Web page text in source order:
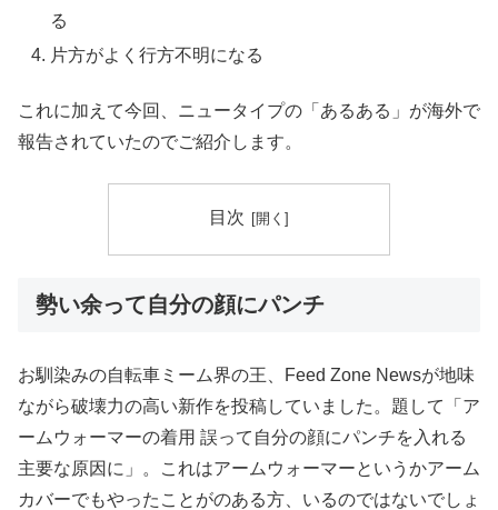
る
片方がよく行方不明になる
これに加えて今回、ニュータイプの「あるある」が海外で
報告されていたのでご紹介します。
目次
勢い余って自分の顔にパンチ
お馴染みの自転車ミーム界の王、Feed Zone Newsが地味
ながら破壊力の高い新作を投稿していました。題して「ア
ームウォーマーの着用 誤って自分の顔にパンチを入れる
主要な原因に」。これはアームウォーマーというかアーム
カバーでもやったことがのある方、いるのではないでしょ